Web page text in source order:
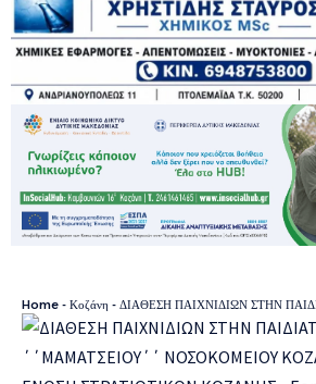
Home - Κοζάνη - ΔΙΑΘΕΣΗ ΠΑΙΧΝΙΔΙΩΝ ΣΤΗΝ ΠΑΙΔΙΑΤΡΙΚΗ ΚΛΙΝΙΚΗ ΤΟΥ ΄΄ΜΑΜΑΤΣΕΙΟΥ΄΄